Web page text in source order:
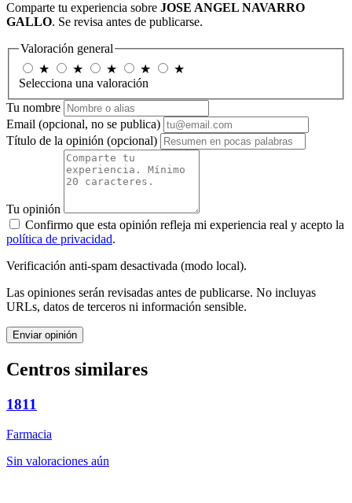
Comparte tu experiencia sobre JOSE ANGEL NAVARRO
GALLO. Se revisa antes de publicarse.
Valoración general
★
★ ★ ★
★
Selecciona una valoración
Tu nombre
Email (opcional, no se publica)
Título de la opinión (opcional)
Tu opinión
Confirmo que esta opinión refleja mi experiencia real y acepto la
política de privacidad.
Verificación anti-spam desactivada (modo local).
Las opiniones serán revisadas antes de publicarse. No incluyas
URLs, datos de terceros ni información sensible.
Enviar opinión
Centros similares
1811
Farmacia
Sin valoraciones aún